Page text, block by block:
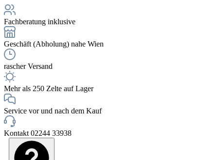
Fachberatung inklusive
Geschäft (Abholung) nahe Wien
rascher Versand
Mehr als 250 Zelte auf Lager
Service vor und nach dem Kauf
Kontakt 02244 33938